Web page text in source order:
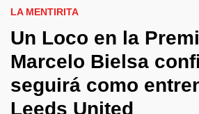
LA MENTIRITA
Un Loco en la
Marcelo Bielsa
seguirá como
Leeds United